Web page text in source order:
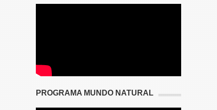
PROGRAMA MUNDO NATURAL